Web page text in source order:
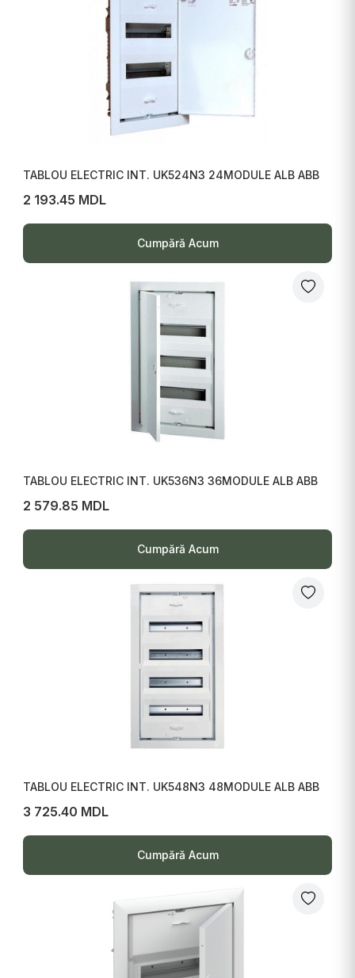
TABLOU ELECTRIC INT. UK524N3 24MODULE ALB ABB
2 193.45 MDL
Cumpără Acum
TABLOU ELECTRIC INT. UK536N3 36MODULE ALB ABB
2 579.85 MDL
Cumpără Acum
TABLOU ELECTRIC INT. UK548N3 48MODULE ALB ABB
3 725.40 MDL
Cumpără Acum